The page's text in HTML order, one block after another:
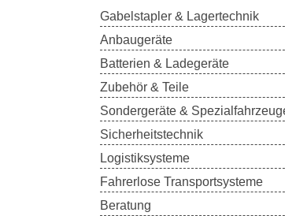
Gabelstapler & Lagertechnik
Anbaugeräte
Batterien & Ladegeräte
Zubehör & Teile
Sondergeräte &
Sicherheitstechnik
Logistiksysteme
Fahrerlose Transportsysteme
Beratung